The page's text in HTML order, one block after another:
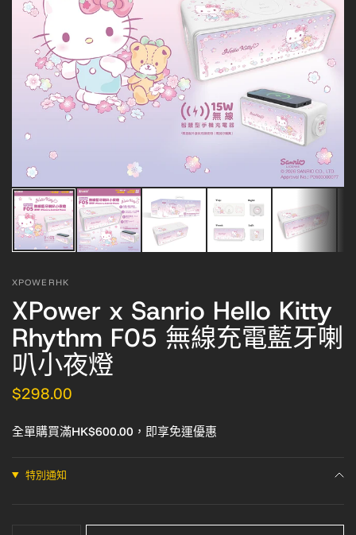
XPOWERHK
XPower x Sanrio Hello Kitty
Rhythm F05 無線充電藍牙喇
叭小夜燈
$298.00
全單購買滿HK$600.00，即享免運優惠
特別通知